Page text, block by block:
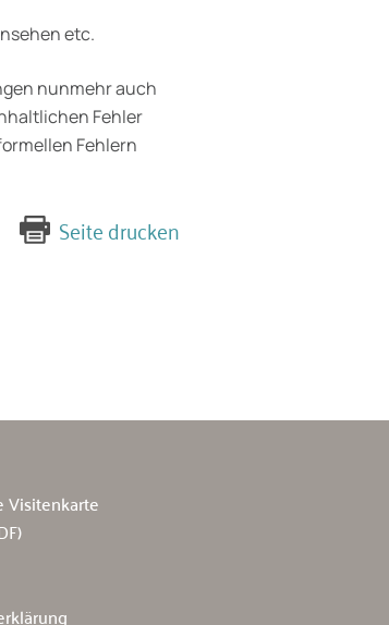
etc.
nunmehr auch
Fehler
Fehlern
Seite drucken
Visitenkarte